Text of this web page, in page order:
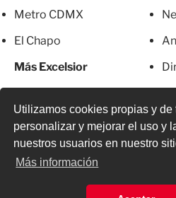
Utilizamos cookies propias y de
personalizar y mejorar el uso y
nuestros usuarios en nuestro
Más información
Metro CDMX
El Chapo
Más Excelsior
© 2026 Todos los derechos
o parcial, incluyendo